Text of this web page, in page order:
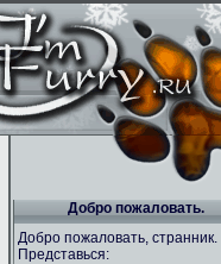
Добро пожаловать.
Добро пожаловать, странник.
Представься: